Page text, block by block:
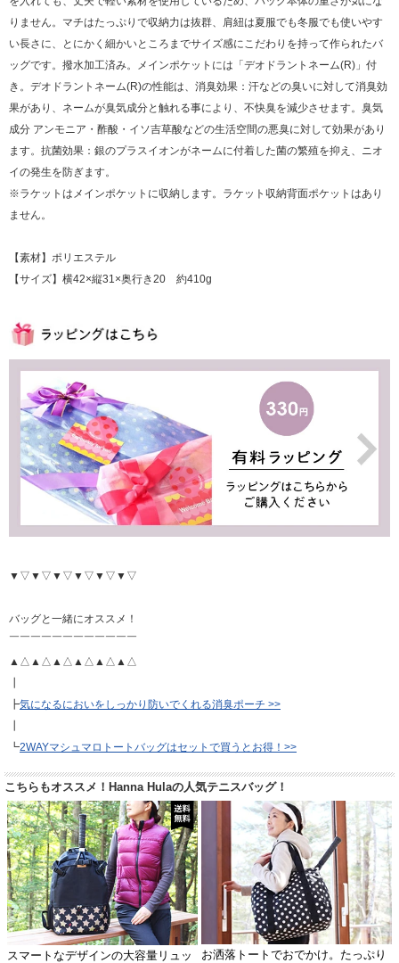
りません。マチはたっぷりで収納力は抜群、肩紐は夏服でも冬服でも使いやす
い長さに、とにかく細かいところまでサイズ感にこだわりを持って作られたバ
ッグです。撥水加工済み。メインポケットには「デオドラントネーム(R)」付
き。デオドラントネーム(R)の性能は、消臭効果：汗などの臭いに対して消臭効
果があり、ネームが臭気成分と触れる事により、不快臭を減少させます。臭気
成分 アンモニア・酢酸・イソ吉草酸などの生活空間の悪臭に対して効果があり
ます。抗菌効果：銀のプラスイオンがネームに付着した菌の繁殖を抑え、ニオ
イの発生を防ぎます。
※ラケットはメインポケットに収納します。ラケット収納背面ポケットはあり
ません。
【素材】ポリエステル
【サイズ】横42×縦31×奥行き20 約410g
▼▽▼▽▼▽▼▽▼▽▼▽
バッグと一緒にオススメ！
￣￣￣￣￣￣￣￣￣￣￣￣
▲△▲△▲△▲△▲△▲△
┣気になるにおいをしっかり防いでくれる消臭ポーチ >>
┗2WAYマシュマロトートバッグはセットで買うとお得！>>
こちらもオススメ！Hanna Hulaの人気テニスバッグ！
スマートなデザインの大容量リュッ
お洒落トートでおでかけ。たっぷり